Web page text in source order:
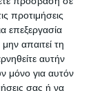
προτιμήσεις
επεξεργασία
απαιτεί τη
αυτήν
μόνο για αυτόν
σας ή να